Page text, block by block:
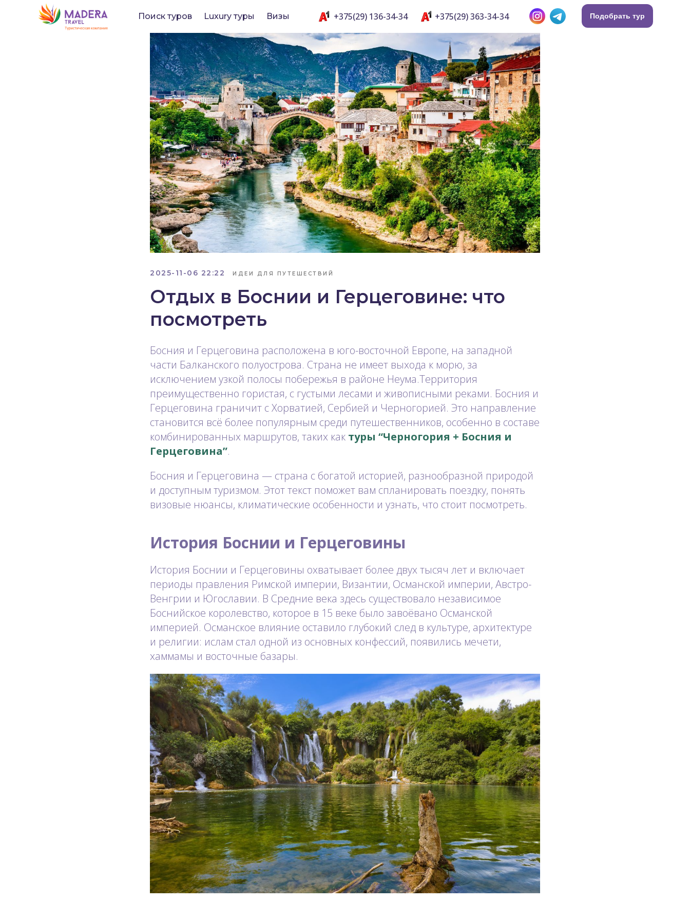
Поиск туров Luxury туры +375(29) 363-34-34
+375(29) 136-34-34 Подобрать тур
Визы
2025-11-06 22:22 ИДЕИ ДЛЯ ПУТЕШЕСТВИЙ
Отдых в Боснии и Герцеговине: что
посмотреть
Босния и Герцеговина расположена в юго-восточной Европе, на западной
части Балканского полуострова. Страна не имеет выхода к морю, за
исключением узкой полосы побережья в районе Неума.Территория
преимущественно гористая, с густыми лесами и живописными реками. Босния и
Герцеговина граничит с Хорватией, Сербией и Черногорией. Это направление
становится всё более популярным среди путешественников, особенно в составе
комбинированных маршрутов, таких как туры “Черногория + Босния и
Герцеговина”.
Босния и Герцеговина — страна с богатой историей, разнообразной природой
и доступным туризмом. Этот текст поможет вам спланировать поездку, понять
визовые нюансы, климатические особенности и узнать, что стоит посмотреть.
История Боснии и Герцеговины
История Боснии и Герцеговины охватывает более двух тысяч лет и включает
периоды правления Римской империи, Византии, Османской империи, Австро-
Венгрии и Югославии. В Средние века здесь существовало независимое
Боснийское королевство, которое в 15 веке было завоёвано Османской
империей. Османское влияние оставило глубокий след в культуре, архитектуре
и религии: ислам стал одной из основных конфессий, появились мечети,
хаммамы и восточные базары.